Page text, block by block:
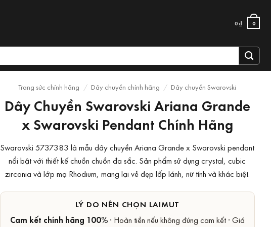
0₫ 0
Trang sức chính hãng / Dây chuyền chính hãng / Dây chuyền Swarovski
Dây Chuyền Swarovski Ariana Grande
x Swarovski Pendant Chính Hãng
Swarovski 5737383 là mẫu dây chuyền Ariana Grande x Swarovski pendant
nổi bật với thiết kế chuồn chuồn đa sắc. Sản phẩm sử dụng crystal, cubic
zirconia và lớp mạ Rhodium, mang lại vẻ đẹp lấp lánh, nữ tính và khác biệt.
LÝ DO NÊN CHỌN LAIMUT
Cam kết chính hãng 100%· Hoàn tiền nếu không đúng cam kết · Giá